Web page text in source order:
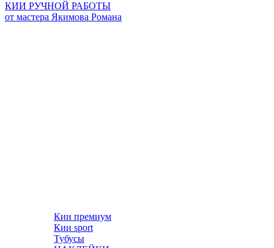
КИИ РУЧНОЙ РАБОТЫ
от мастера Якимова Романа
Кии премиум
Кии sport
Тубусы